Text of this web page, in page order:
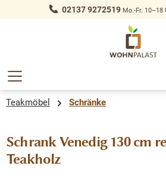
springen 02137 9272519Mo.-Fr. 10–18
Teakmöbel Schränke
Schrank Venedig 130 cm
Teakholz